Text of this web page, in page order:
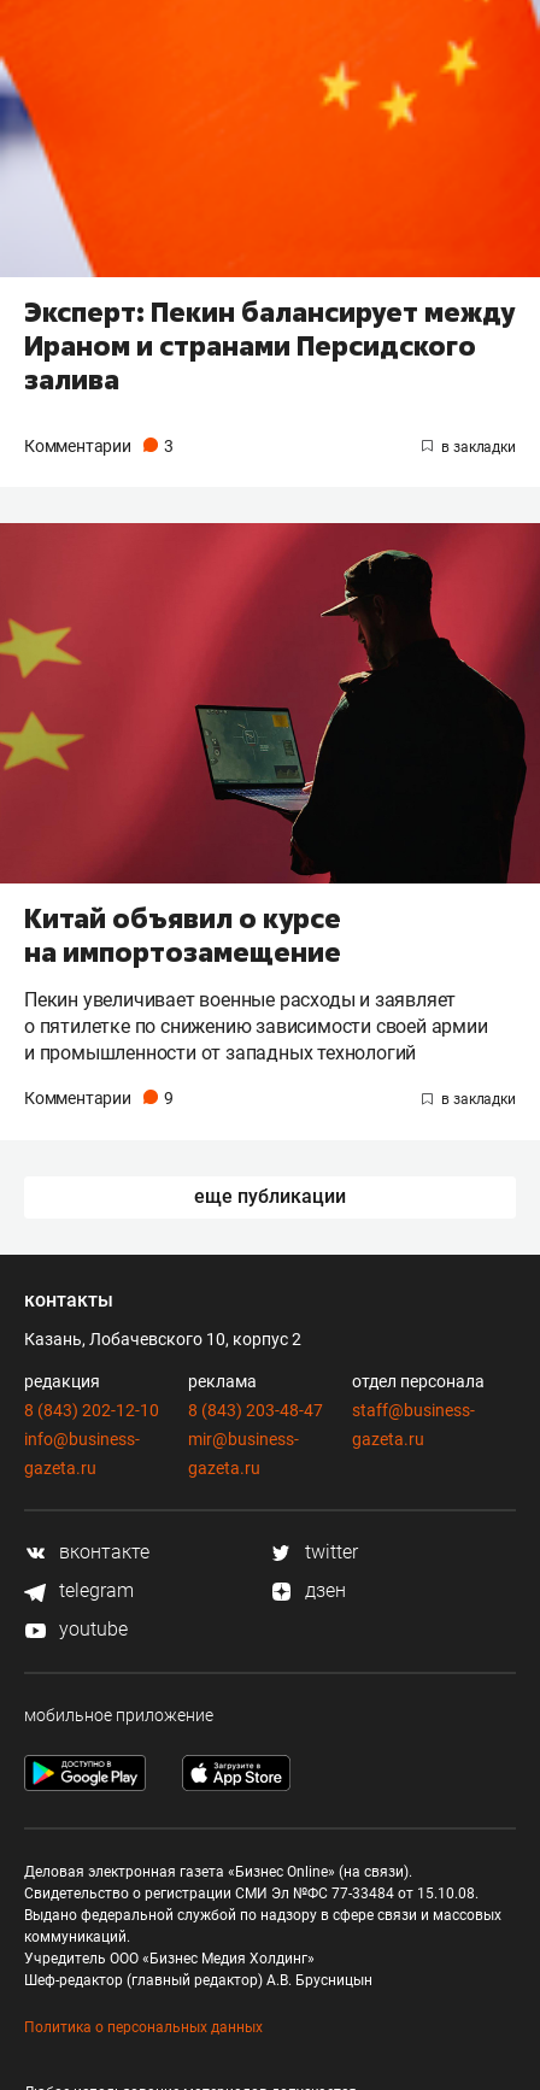
Эксперт: Пекин балансирует между
Ираном и странами Персидского
залива
Комментарии 3
Китай объявил о курсе
на импортозамещение
Пекин увеличивает военные расходы и заявляет
о пятилетке по снижению зависимости своей армии
и промышленности от западных технологий
Комментарии 9
еще публикации
контакты
Казань, Лобачевского 10, корпус 2
редакция
8 (843) 202-12-10
info@business-
gazeta.ru
реклама
8 (843) 203-48-47
mir@business-
gazeta.ru
отдел персонала
staff@business-
gazeta.ru
вконтакте
twitter
telegram
дзен
youtube
мобильное приложение
Деловая электронная газета «Бизнес Online» (на связи).
Свидетельство о регистрации СМИ Эл №ФС 77-33484 от 15.10.08.
Выдано федеральной службой по надзору в сфере связи и массовых
коммуникаций.
Учредитель ООО «Бизнес Медия Холдинг»
Шеф-редактор (главный редактор) А.В. Брусницын
Политика о персональных данных